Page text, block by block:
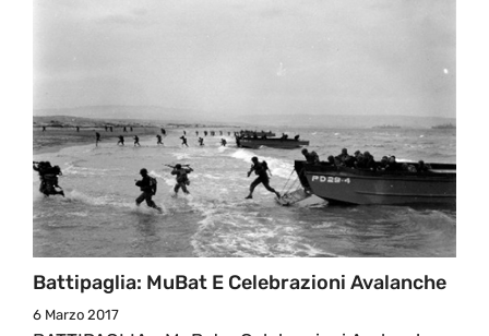
Battipaglia: MuBat E Celebrazioni Avalanche
6 Marzo 2017